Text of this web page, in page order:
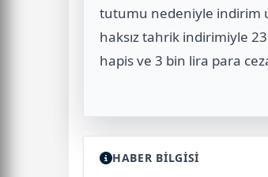
tutumu nedeniyle indirim
haksız tahrik indirimiyle
hapis ve 3 bin lira para
HABER BİLGİSİ